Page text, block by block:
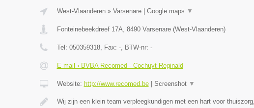
West-Vlaanderen» Varsenare| Google maps ▼
Fonteinebeekdreef 17A, 8490 Varsenare(West-Vlaanderen)
Tel: 050359318, Fax: -, BTW-nr: -
E-mail › BVBA Recomed - Cochuyt Reginald
Website: http://www.recomed.be| Screenshot ▼
Wij zijn een klein team verpleegkundigen met een hart voor